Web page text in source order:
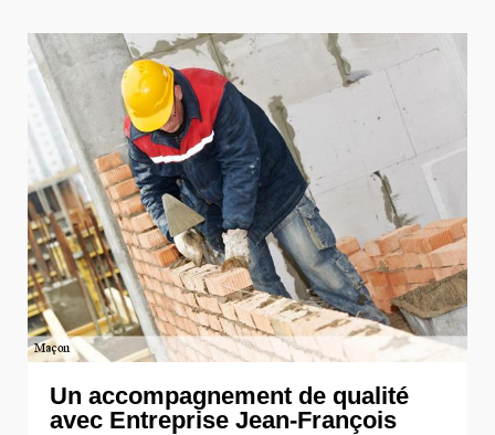
Un accompagnement de qualité
avec Entreprise Jean-François